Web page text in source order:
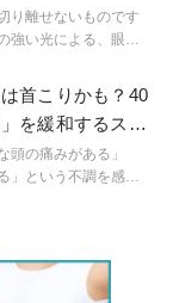
り離せないものです
強い光による、眼精
ガポーズをご紹介し
首こりかも？40
を緩和するスト
頭の痛みがある」
」という不調を感じ
見る時間が長く、首
肉がガチガチに固ま